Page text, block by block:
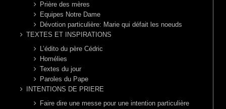
Prière des mères
Equipes Notre Dame
Dévotion particulière: Marie qui défait les noeuds
TEXTES ET INSPIRATIONS
L’édito du père Cédric
Homélies
Textes du jour
Paroles du Pape
INTENTIONS DE PRIERE
Faire dire une messe pour une intention particulière